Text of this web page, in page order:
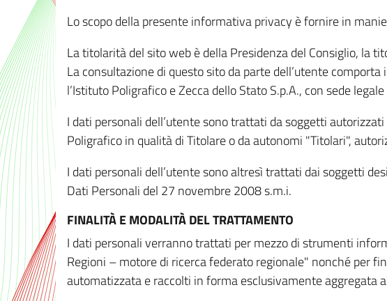
Lo scopo della presente informativa privacy è fornire in
La titolarità del sito web è della Presidenza del Consiglio, la
La consultazione di questo sito da parte dell’utente
l’Istituto Poligrafico e Zecca dello Stato S.p.A., con sede
I dati personali dell’utente sono trattati da soggetti
Poligrafico in qualità di Titolare o da autonomi "Titolari",
I dati personali dell’utente sono altresì trattati dai soggetti
Dati Personali del 27 novembre 2008 s.m.i.
FINALITÀ E MODALITÀ DEL TRATTAMENTO
I dati personali verranno trattati per mezzo di strumenti
Regioni – motore di ricerca federato regionale" nonché per
automatizzata e raccolti in forma esclusivamente